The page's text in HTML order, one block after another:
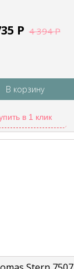
Р 4 394Р
В корзину
в 1 клик